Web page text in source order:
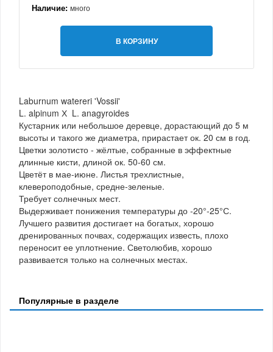
Наличие: много
В КОРЗИНУ
Laburnum watereri 'Vossii'
L. alpinum Х L. anagyroides
Кустарник или небольшое деревце, дорастающий до 5 м
высоты и такого же диаметра, прирастает ок. 20 см в год.
Цветки золотисто - жёлтые, собранные в эффектные
длинные кисти, длиной ок. 50-60 см.
Цветёт в мае-июне. Листья трехлистные,
клевероподобные, средне-зеленые.
Требует солнечных мест.
Выдерживает понижения температуры до -20°-25°С.
Лучшего развития достигает на богатых, хорошо
дренированных почвах, содержащих известь, плохо
переносит ее уплотнение. Светолюбив, хорошо
развивается только на солнечных местах.
Популярные в разделе